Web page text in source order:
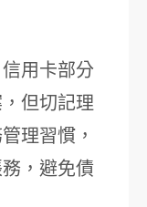
用卡部分
但切記理
理習慣，
，避免債